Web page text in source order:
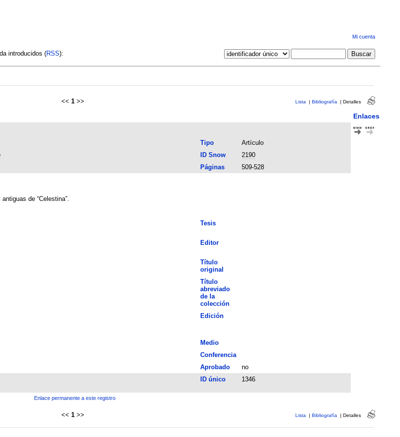
Mi cuenta
introducidos (RSS):
<< 1 >> Lista | Bibliografía | Detalles
Enlaces
Tipo
Artículo
ID Snow
2190
Páginas
509-528
de “Celestina”.
Tesis
Editor
Título
original
Título
abreviado
de la
colección
Edición
Medio
Conferencia
Aprobado
no
ID único 1346
Enlace permanente a este registro
<< 1 >> Lista | Bibliografía | Detalles